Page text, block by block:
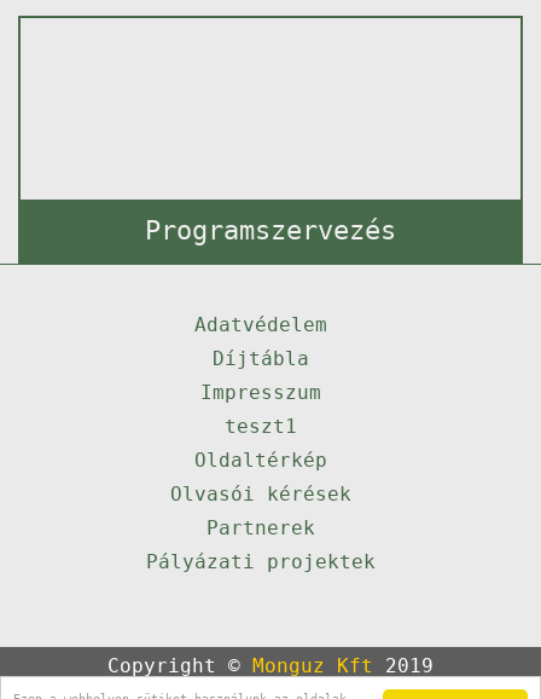
Programszervezés
Adatvédelem
Díjtábla
Impresszum
teszt1
Oldaltérkép
Olvasói kérések
Partnerek
Pályázati projektek
Copyright © Monguz Kft
2019
Powered byQulto